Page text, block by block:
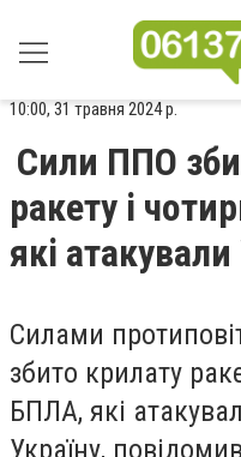
10:00, 31 травня 2024 р.
Сили ППО
ракету і
які
Силами
збито крилату
БПЛА, які
Україну,